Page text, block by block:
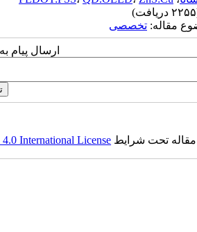
مقاله: تخصصی
ارسال پیام
مقاله تحت شرایط International License